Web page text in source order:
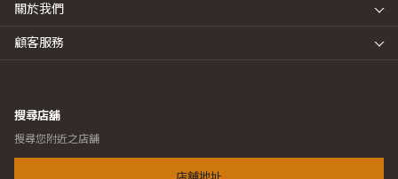
關於我們
顧客服務
搜尋店舖
搜尋您附近之店舖